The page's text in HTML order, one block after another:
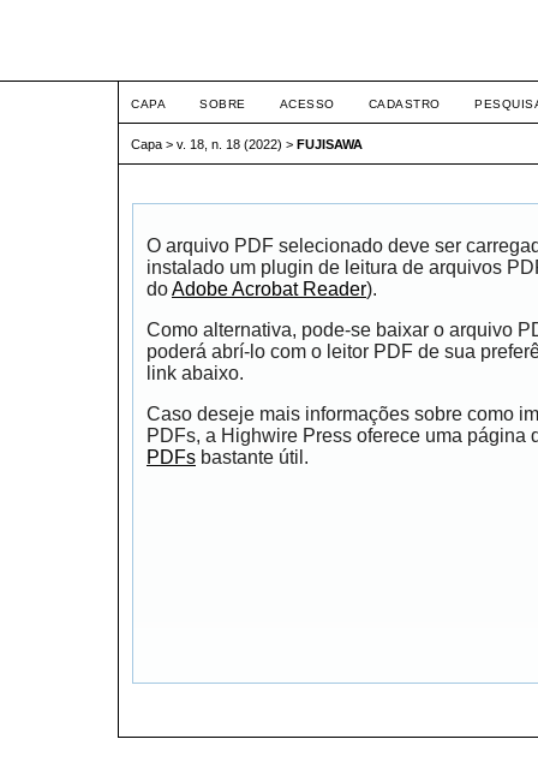
CAPA SOBRE ACESSO CADASTRO
Capa > v. 18, n. 18 (2022) > FUJISAWA
O arquivo PDF selecionado deve ser
instalado um plugin de leitura de arquivos
doAdobe Acrobat Reader).
Como alternativa, pode-se baixar o arquivo
poderá abrí-lo com o leitor PDF de sua
link abaixo.
Caso deseje mais informações sobre como
PDFs, a Highwire Press oferece uma página
PDFs bastante útil.